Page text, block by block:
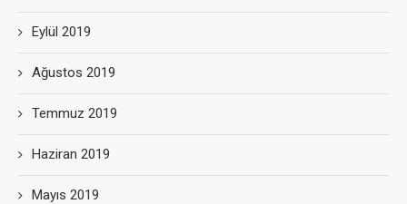
Eylül 2019
Ağustos 2019
Temmuz 2019
Haziran 2019
Mayıs 2019